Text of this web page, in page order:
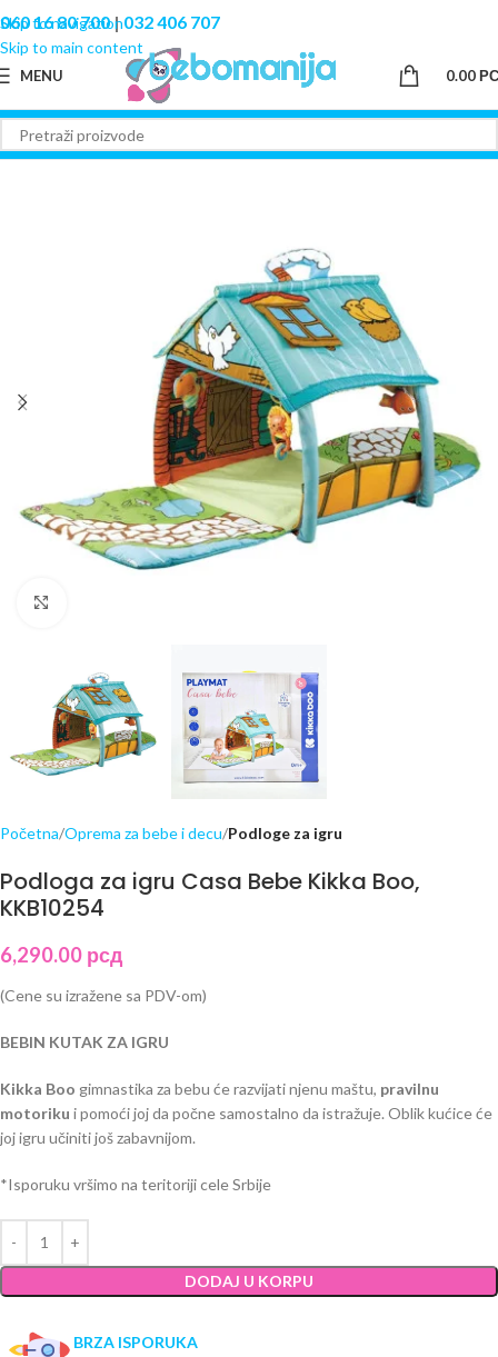
Skip to navigation
Skip to main content
060 16 80 700|032 406 707
MENU 0.00
Početna Oprema za bebe i decu Podloge za igru
Podloga za igru Casa Bebe Kikka Boo,
KKB10254
6,290.00 рсд
(Cene su izražene sa PDV-om)
BEBIN KUTAK ZA IGRU
Kikka Boo gimnastika za bebu će razvijati njenu maštu, pravilnu
motoriku i pomoći joj da počne samostalno da istražuje. Oblik kućice će
joj igru učiniti još zabavnijom.
*Isporuku vršimo na teritoriji cele Srbije
DODAJ U KORPU
BRZA ISPORUKA